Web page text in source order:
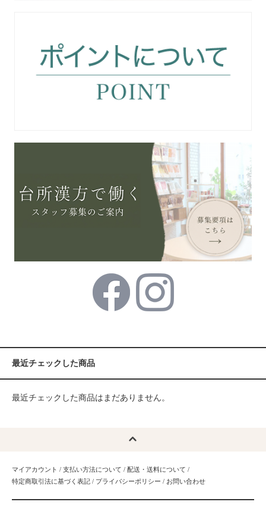
最近チェックした商品
最近チェックした商品はまだありません。
マイアカウント / 支払い方法について / 配送・送料について /
特定商取引法に基づく表記 / プライバシーポリシー / お問い合わせ